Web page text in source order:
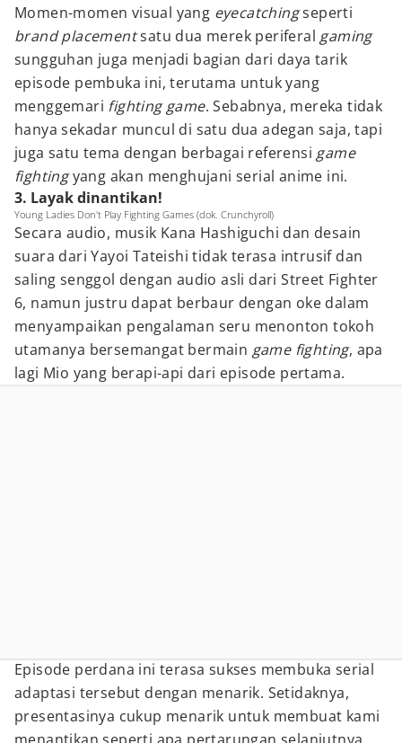
Momen-momen visual yang eyecatchingseperti
brand placementsatu dua merek periferal gaming
sungguhan juga menjadi bagian dari daya tarik
episode pembuka ini, terutama untuk yang
menggemari fighting game. Sebabnya, mereka tidak
hanya sekadar muncul di satu dua adegan saja, tapi
juga satu tema dengan berbagai referensi game
fightingyang akan menghujani serial anime ini.
3. Layak dinantikan!
Young Ladies Don't Play Fighting Games (dok. Crunchyroll)
Secara audio, musik Kana Hashiguchi dan desain
suara dari Yayoi Tateishi tidak terasa intrusif dan
saling senggol dengan audio asli dari Street Fighter
6, namun justru dapat berbaur dengan oke dalam
menyampaikan pengalaman seru menonton tokoh
utamanya bersemangat bermain game fighting, apa
lagi Mio yang berapi-api dari episode pertama.
Episode perdana ini terasa sukses membuka serial
adaptasi tersebut dengan menarik. Setidaknya,
presentasinya cukup menarik untuk membuat kami